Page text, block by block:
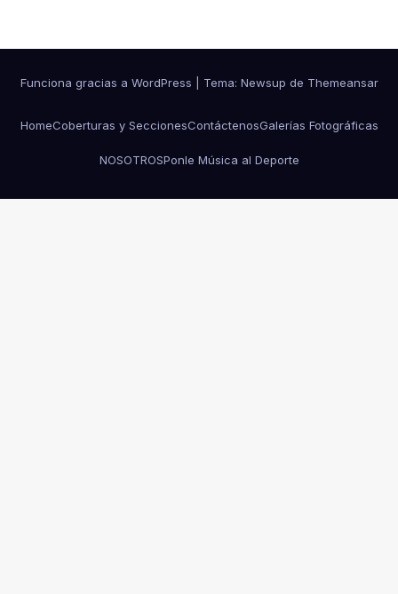
Funciona gracias a WordPress Tema: Newsup de Themeansar
HomeCoberturas y SeccionesContáctenosGalerías Fotográficas
NOSOTROSPonle Música al Deporte